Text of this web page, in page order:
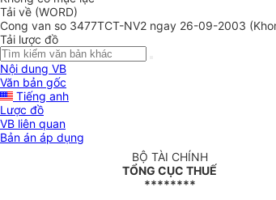
Tải về (WORD)
Cong van so 3477TCT-NV2 ngay 26-09-2003
Tải lược đồ
Nội dung VB
Văn bản gốc
Tiếng anh
Lược đồ
VB liên quan
Bản án áp dụng
BỘ TÀI CHÍNH
TỔNG CỤC THUẾ
********